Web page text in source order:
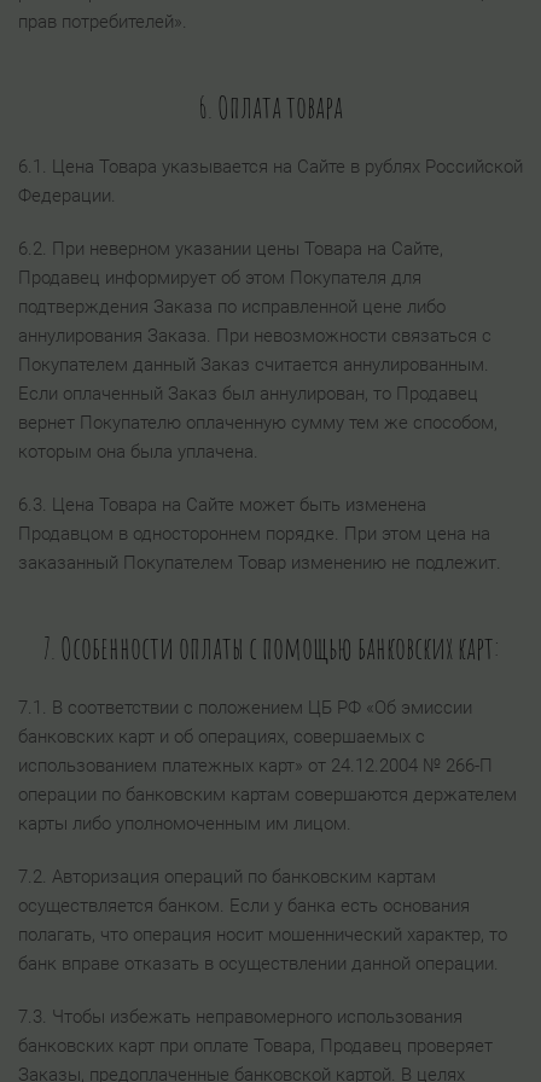
прав потребителей».
6. Оплата товара
6.1. Цена Товара указывается на Сайте в рублях Российской
Федерации.
6.2. При неверном указании цены Товара на Сайте,
Продавец информирует об этом Покупателя для
подтверждения Заказа по исправленной цене либо
аннулирования Заказа. При невозможности связаться с
Покупателем данный Заказ считается аннулированным.
Если оплаченный Заказ был аннулирован, то Продавец
вернет Покупателю оплаченную сумму тем же способом,
которым она была уплачена.
6.3. Цена Товара на Сайте может быть изменена
Продавцом в одностороннем порядке. При этом цена на
заказанный Покупателем Товар изменению не подлежит.
7. Особенности оплаты с помощью банковских карт:
7.1. В соответствии с положением ЦБ РФ «Об эмиссии
банковских карт и об операциях, совершаемых с
использованием платежных карт» от 24.12.2004 № 266-П
операции по банковским картам совершаются держателем
карты либо уполномоченным им лицом.
7.2. Авторизация операций по банковским картам
осуществляется банком. Если у банка есть основания
полагать, что операция носит мошеннический характер, то
банк вправе отказать в осуществлении данной операции.
7.3. Чтобы избежать неправомерного использования
банковских карт при оплате Товара, Продавец проверяет
Заказы, предоплаченные банковской картой. В целях